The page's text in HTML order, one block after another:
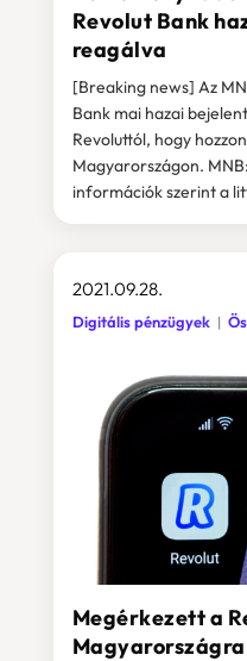
Revolut Bank
reagálva
[Breaking news] Az
Bank mai hazai
Revoluttól, hogy
Magyarországon.
információk szerint a
Megérkezett a
Magyarországra
2021.09.28.
Digitális pénzügyek